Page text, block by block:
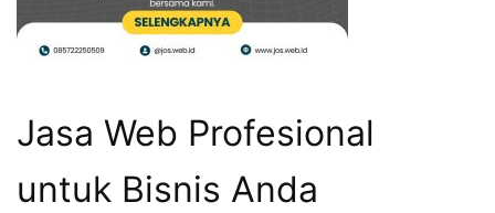
Jasa Web Profesional
untuk Bisnis Anda